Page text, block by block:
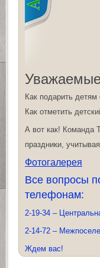
Как подарить
Как отметить
А вот как! Команда
праздники,
Фотогалерея
Все вопросы
телефонам:
2-19-34 –
2-14-72 –
Ждем вас!